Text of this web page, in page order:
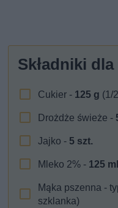
Składniki dla
Cukier - 125 g (1/
Drożdże świeże -
Jajko - 5 szt.
Mleko 2% - 125 ml
Mąka pszenna -
szklanka)